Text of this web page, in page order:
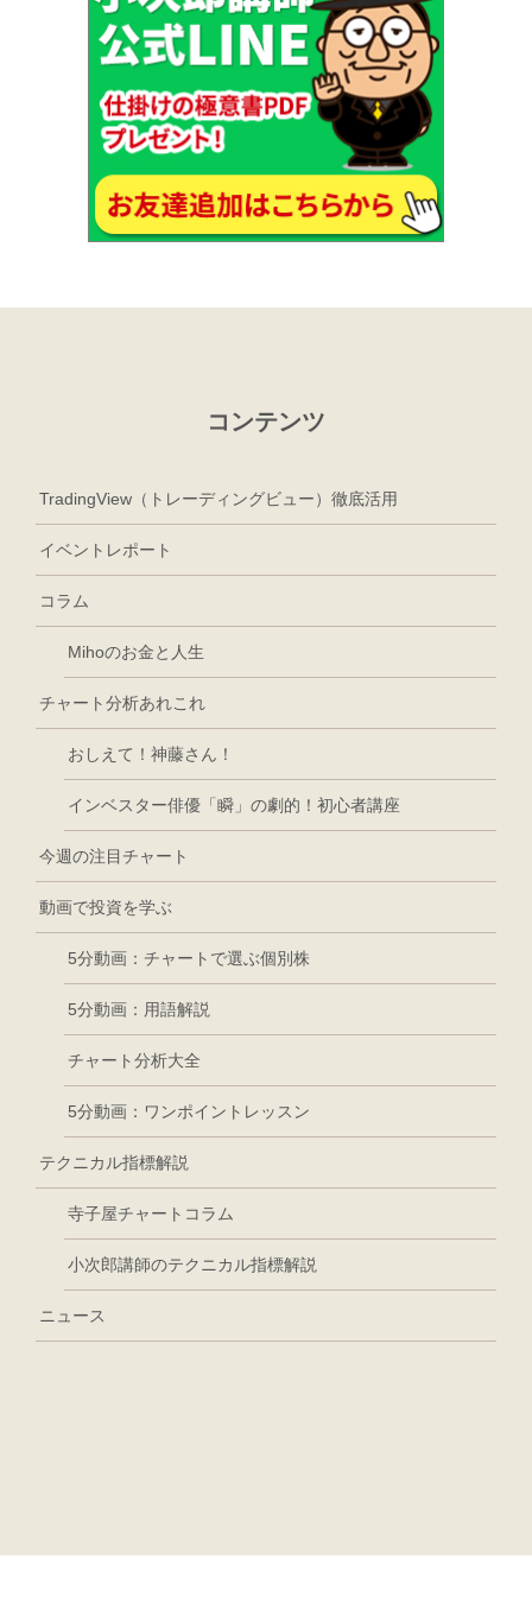
コンテンツ
TradingView（トレーディングビュー）徹底活用
イベントレポート
コラム
Mihoのお金と人生
チャート分析あれこれ
おしえて！神藤さん！
インベスター俳優「瞬」の劇的！初心者講座
今週の注目チャート
動画で投資を学ぶ
5分動画：チャートで選ぶ個別株
5分動画：用語解説
チャート分析大全
5分動画：ワンポイントレッスン
テクニカル指標解説
寺子屋チャートコラム
小次郎講師のテクニカル指標解説
ニュース